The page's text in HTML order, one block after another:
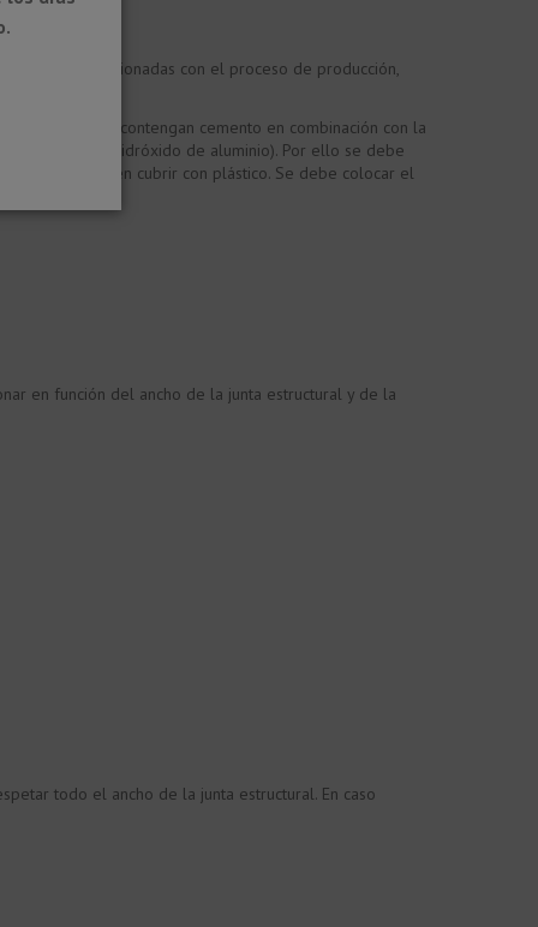
visuales relacionadas con el proceso de producción,
productos.
que contengan cemento en combinación con la
de hidróxido de aluminio). Por ello se debe
no se deben cubrir con plástico. Se debe colocar el
en función del ancho de la junta estructural y de la
todo el ancho de la junta estructural. En caso